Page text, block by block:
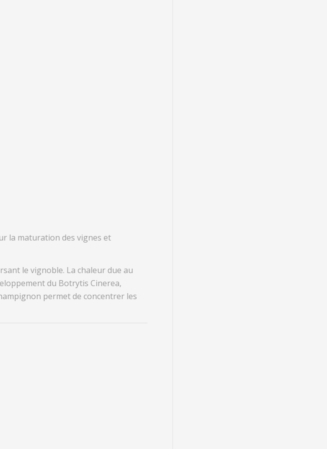
la maturation des vignes et
le vignoble. La chaleur due au
du Botrytis Cinerea,
permet de concentrer les